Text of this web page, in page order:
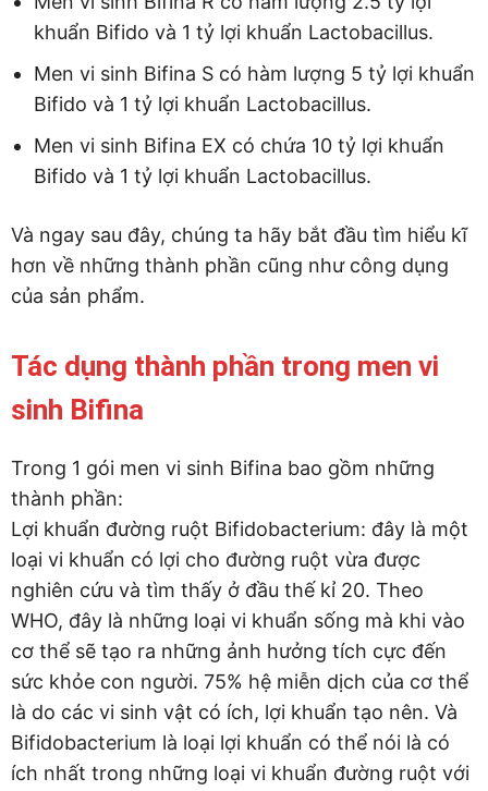
khuẩn Bifido và 1 tỷ lợi khuẩn Lactobacillus.
Men vi sinh Bifina S có hàm lượng 5 tỷ lợi khuẩn
Bifido và 1 tỷ lợi khuẩn Lactobacillus.
Men vi sinh Bifina EX có chứa 10 tỷ lợi khuẩn
Bifido và 1 tỷ lợi khuẩn Lactobacillus.
Và ngay sau đây, chúng ta hãy bắt đầu tìm hiểu kĩ
hơn về những thành phần cũng như công dụng
của sản phẩm.
Tác dụng thành phần trong men vi
sinh Bifina
Trong 1 gói men vi sinh Bifina bao gồm những
thành phần:
Lợi khuẩn đường ruột Bifidobacterium: đây là một
loại vi khuẩn có lợi cho đường ruột vừa được
nghiên cứu và tìm thấy ở đầu thế kỉ 20. Theo
WHO, đây là những loại vi khuẩn sống mà khi vào
cơ thể sẽ tạo ra những ảnh hưởng tích cực đến
sức khỏe con người. 75% hệ miễn dịch của cơ thể
là do các vi sinh vật có ích, lợi khuẩn tạo nên. Và
Bifidobacterium là loại lợi khuẩn có thể nói là có
ích nhất trong những loại vi khuẩn đường ruột với